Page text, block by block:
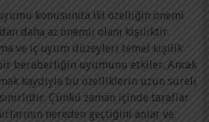
konusunda iki özelliğin önemi
daha az önemli olanı kişiliktir.
ve iç uyum düzeyleri temel kişilik
beraberliğin uyumunu etkiler. Ancak
kaydıyla bu özelliklerin uzun süreli
Çünkü zaman içinde taraflar
nereden geçtiğini anlar ve